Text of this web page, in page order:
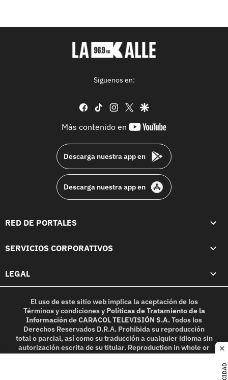
Síguenos en:
facebook
tiktok instagram
twittergoogle
Más contenido en
youtube-
Descarga nuestra app en
Descarga nuestra app en
RED DE PORTALES
SERVICIOS CORPORATIVOS
LEGAL
El uso de este sitio web implica la aceptación de los
Términos y condicionesy Políticas de Tratamiento de la
InformacióndeCARACOL TELEVISIÓN S.A.Todos los
Derechos Reservados D.R.A. Prohibida su reproducción
total o parcial, así como su traducción a cualquier idioma sin
autorización escrita de su titular. Reproduction in whole or
in part, or translation without written permission is